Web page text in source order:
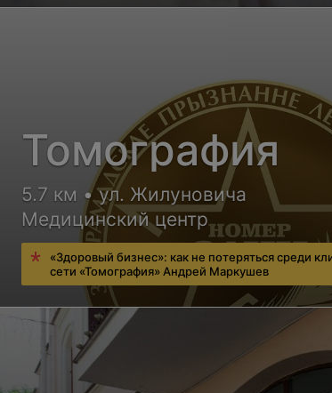
Томография
5.7 км • ул. Жилуновича
Медицинский центр
«Здоровый бизнес»: как не потеряться среди
сети «Томография» Андрей Маркушев